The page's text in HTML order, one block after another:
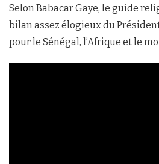
Selon Babacar Gaye, le guide
bilan assez élogieux du
pour le Sénégal, l’Afrique et le